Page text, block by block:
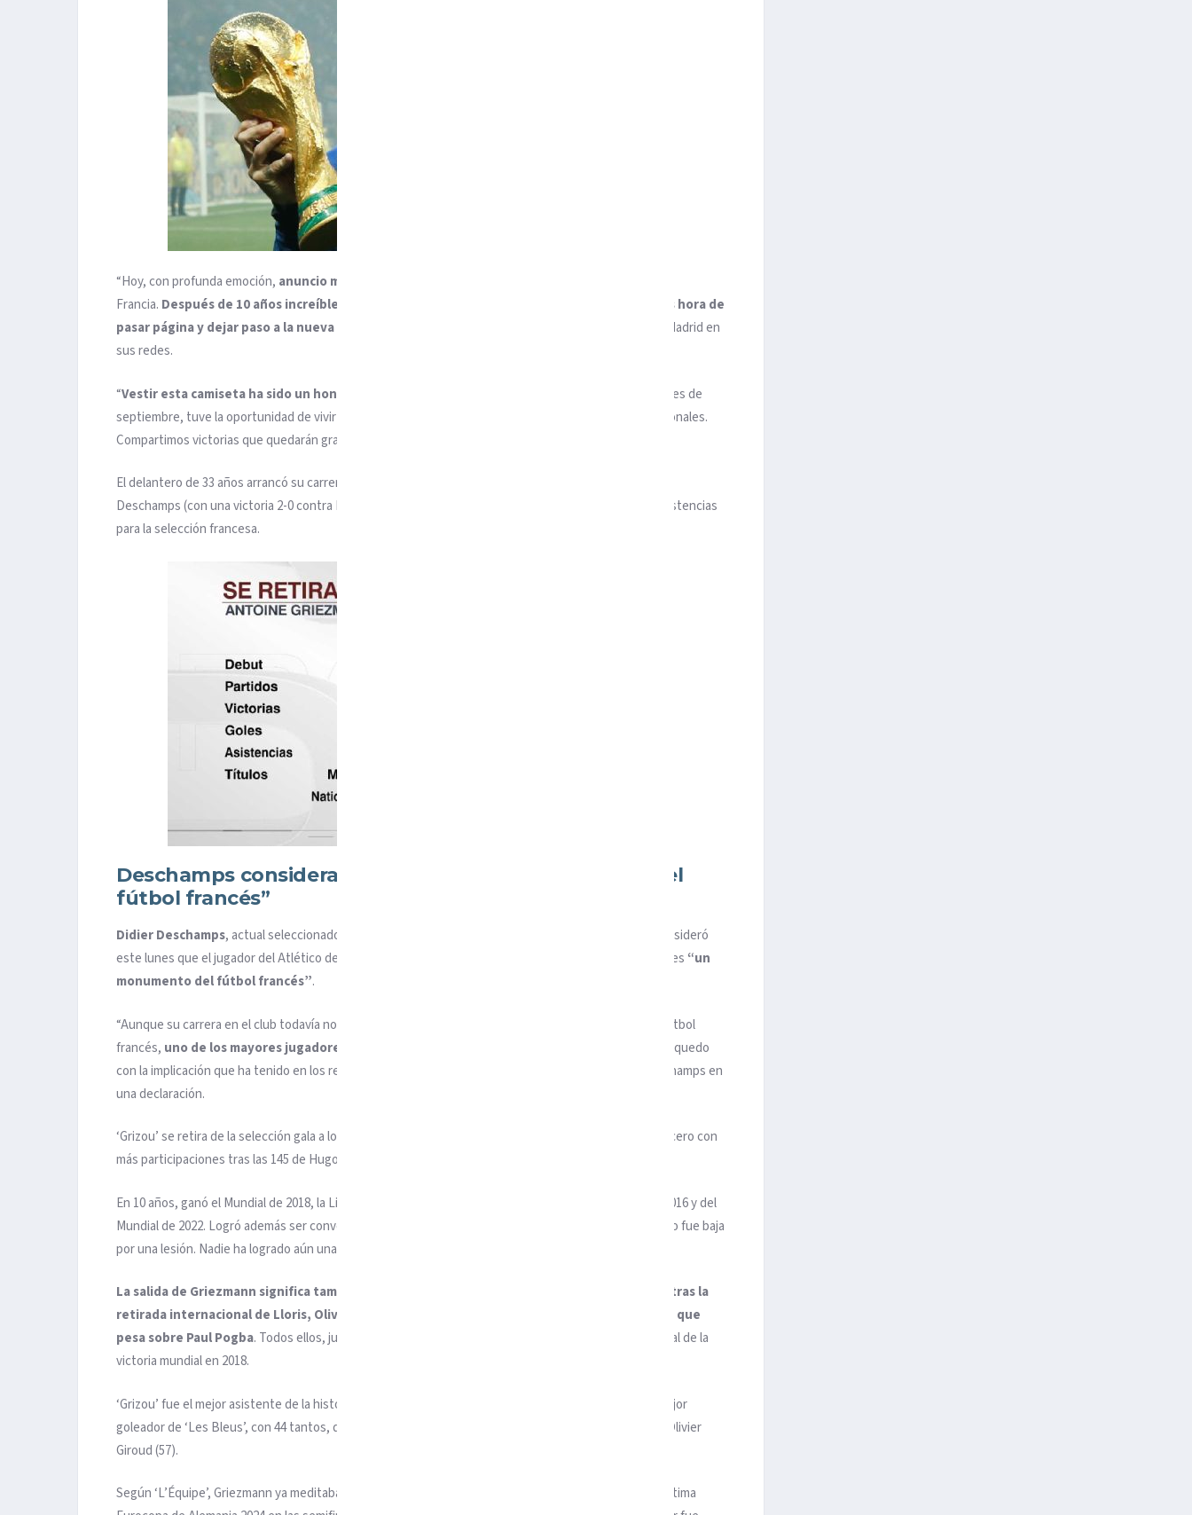
“Hoy, con profunda emoción, anuncio mi retirada
Francia. Después de 10 años increíbles
es hora de
pasar páginay dejar paso a la nueva generación
“, comenzaba diciendo el delantero de Atlético Madrid en
sus redes.
“Vestir esta camiseta ha sido un honor y un privilegio
. Desde marzo de 2014 y hasta el pasado mes de
septiembre, tuve la oportunidad de vivir momentos increíbles junto a compañeros de equipo excepcionales.
Compartimos victorias que quedarán grabadas para siempre en nuestra memoria”, agregó.
El delantero de 33 años arrancó su carrera en Francia un 5 de marzo de 2014 bajo las órdenes de Didier
Deschamps (con una victoria 2-0 contra Países Bajos). Jugó 137 partidos, hizo 44 goles y aportó 33 asistencias
para la selección francesa.
Deschamps considera a Griezmann un “monumento del
fútbol francés”
Didier Deschamps, actual seleccionador francés que hizo debutar a Antoine Griezmann en 2014, consideró
este lunes que el jugador del Atlético de Madrid, quien acaba de anunciar su retirada con ‘Les Bleus’, es “un
monumento del fútbol francés”.
“Aunque su carrera en el club todavía no haya terminado, Antoine ha sido y será un monumento del fútbol
francés, uno de los mayores jugadores de su historia
. Aparte de los 44 goles y 30 asistencias, me quedo
con la implicación que ha tenido en los resultados que hemos logrado en el último decenio”, dijo Deschamps en
una declaración.
‘Grizou’ se retira de la selección gala a los 33 años y al cabo de 137 encuentros, quedando como el tercero con
más participaciones tras las 145 de Hugo Lloris y las 142 de Lilian Thuram.
En 10 años, ganó el Mundial de 2018, la Liga de las Naciones de 2021 y fue finalista de la Eurocopa de 2016 y del
Mundial de 2022. Logró además ser convocado 84 veces seguidas, desde 2017 a inicios de 2024, cuando fue baja
por una lesión. Nadie ha logrado aún una serie así.
La salida de Griezmann significa también un cambio de era en el combinado de Deschamps
tras la
retirada internacional de Lloris, Olivier Giroud, Raphäel Varane y la dura sanción por dopaje que
pesa sobre Paul Pogba. Todos ellos, junto a Kylian Mbappé (hoy capitán), fueron la columna vertebral de la
victoria mundial en 2018.
‘Grizou’ fue el mejor asistente de la historia de la selección francesa, con 30 pases de gol, y cuarto mejor
goleador de ‘Les Bleus’, con 44 tantos, quedando detrás de Kylian Mbappé (48), Thierry Henry (51) y Olivier
Giroud (57).
Según ‘L’Équipe’, Griezmann ya meditaba su retirada de la selección al menos desde la derrota en la última